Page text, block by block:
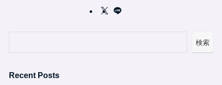
検索
Recent Posts